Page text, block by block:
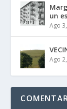
un
Ago
Ago